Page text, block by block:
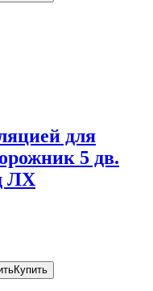
для
5 дв.
ЛХ
Купить